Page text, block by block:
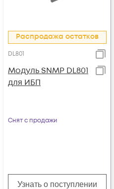
Распродажа остатков
DL801
Модуль SNMP DL801
для ИБП
Снят с продажи
Узнать о поступлении